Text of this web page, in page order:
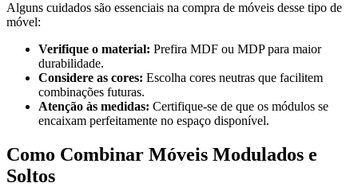
Alguns cuidados são essenciais na compra de móveis desse tipo de
móvel:
Verifique o material: Prefira MDF ou MDP para maior
durabilidade.
Considere as cores: Escolha cores neutras que facilitem
combinações futuras.
Atenção às medidas: Certifique-se de que os módulos se
encaixam perfeitamente no espaço disponível.
Como Combinar Móveis Modulados e
Soltos